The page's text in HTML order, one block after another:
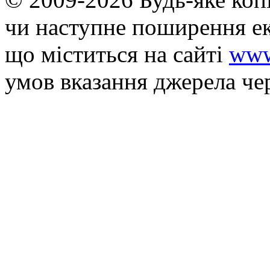
чи наступне поширення
що мiститься на сайті
умов вказання джерела